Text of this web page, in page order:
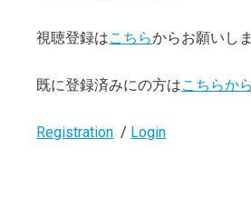
視聴登録はこちらからお願いしま
既に登録済みにの方はこちらか
Registration / Login